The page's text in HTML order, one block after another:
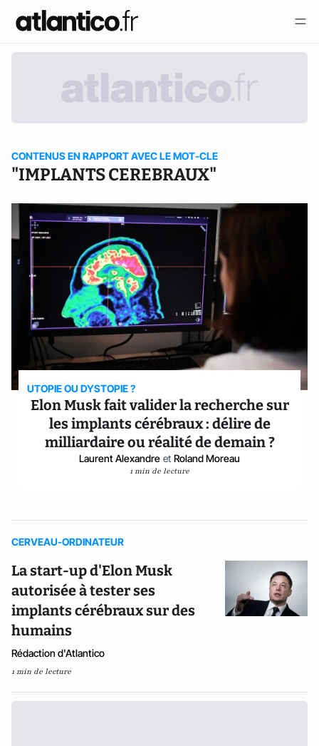
CONTENUS EN RAPPORT AVEC LE MOT-CLE
"IMPLANTS CEREBRAUX"
UTOPIE OU DYSTOPIE ?
Elon Musk fait valider la recherche sur
les implants cérébraux : délire de
milliardaire ou réalité de demain ?
Laurent Alexandre et Roland Moreau
1 min de lecture
CERVEAU-ORDINATEUR
La start-up d'Elon Musk
autorisée à tester ses
implants cérébraux sur des
humains
Rédaction d'Atlantico
1 min de lecture